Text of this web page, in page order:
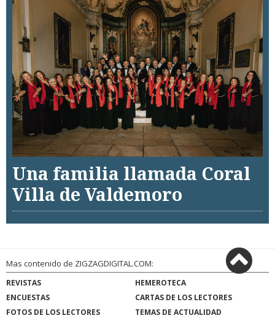
Una familia llamada Coral
Villa de Valdemoro
Mas contenido de ZIGZAGDIGITAL.COM:
REVISTAS
HEMEROTECA
ENCUESTAS
CARTAS DE LOS LECTORES
FOTOS DE LOS LECTORES
TEMAS DE ACTUALIDAD